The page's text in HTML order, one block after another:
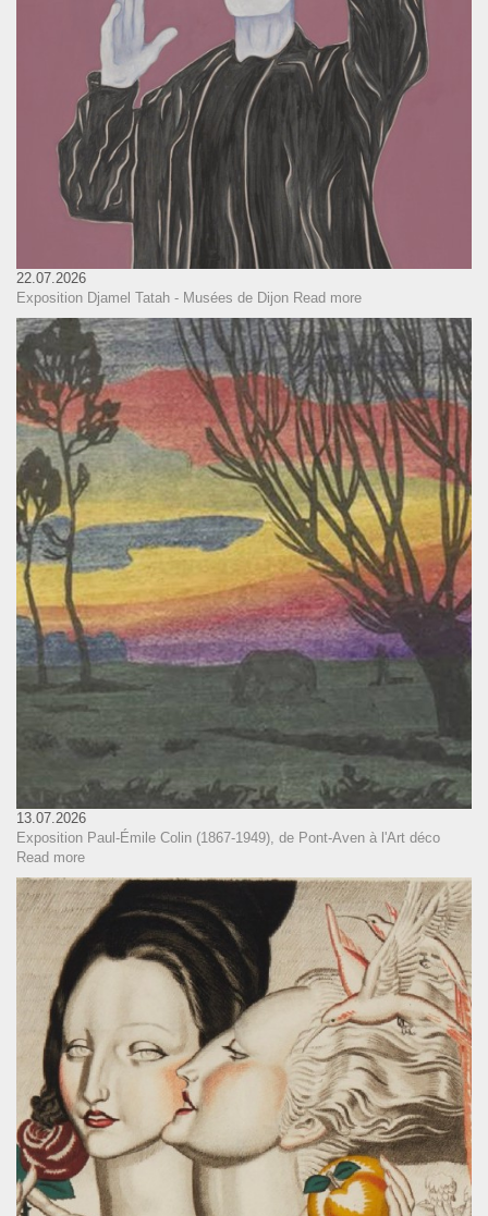
22.07.2026
Exposition Djamel Tatah - Musées de Dijon Read more
13.07.2026
Exposition Paul-Émile Colin (1867-1949), de Pont-Aven à l'Art déco
Read more